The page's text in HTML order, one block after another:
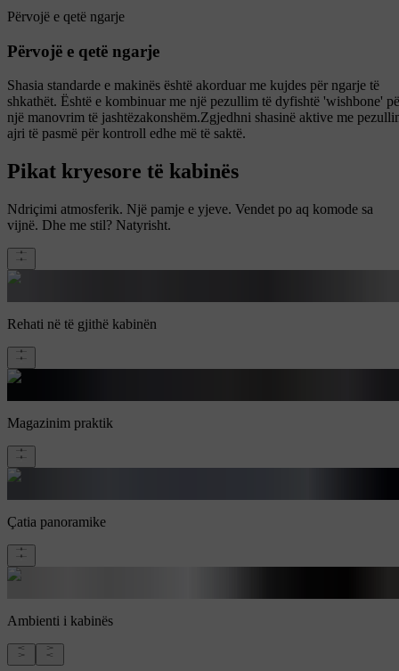
Përvojë e qetë ngarje
Përvojë e qetë ngarje
Shasia standarde e makinës është akorduar me kujdes për ngarje të
shkathët. Është e kombinuar me një pezullim të dyfishtë 'wishbone'
një manovrim të jashtëzakonshëm.Zgjedhni shasinë aktive me
ajri të pasmë për kontroll edhe më të saktë.
Pikat kryesore të kabinës
Ndriçimi atmosferik. Një pamje e yjeve. Vendet po aq komode sa
vijnë. Dhe me stil? Natyrisht.
Rehati në të gjithë kabinën
Magazinim praktik
Çatia panoramike
Ambienti i kabinës